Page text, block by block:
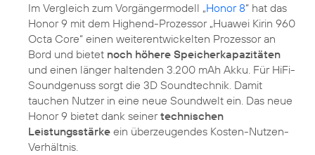
Im Vergleich zum Vorgängermodell „Honor 8“ hat das
Honor 9 mit dem Highend-Prozessor „Huawei Kirin 960
Octa Core“ einen weiterentwickelten Prozessor an
Bord und bietet noch höhere Speicherkapazitäten
und einen länger haltenden 3.200 mAh Akku. Für HiFi-
Soundgenuss sorgt die 3D Soundtechnik. Damit
tauchen Nutzer in eine neue Soundwelt ein. Das neue
Honor 9 bietet dank seinertechnischen
Leistungsstärke ein überzeugendes Kosten-Nutzen-
Verhältnis.